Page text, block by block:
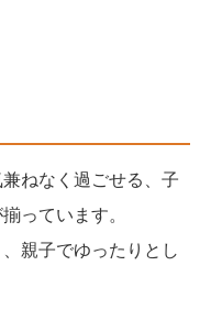
ねなく過ごせる、子
っています。
親子でゆったりとし